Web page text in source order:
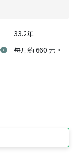
33.2年
每月約 660 元。